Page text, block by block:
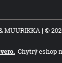
MUURIKKA | ©
Chytrý eshop